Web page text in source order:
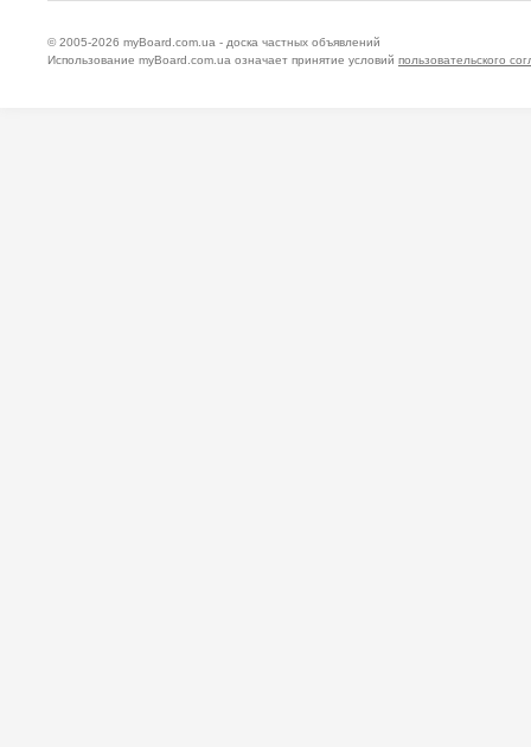
© 2005-2026 myBoard.com.ua - доска частных объявлений
Использование myBoard.com.ua означает принятие условий пользовательского